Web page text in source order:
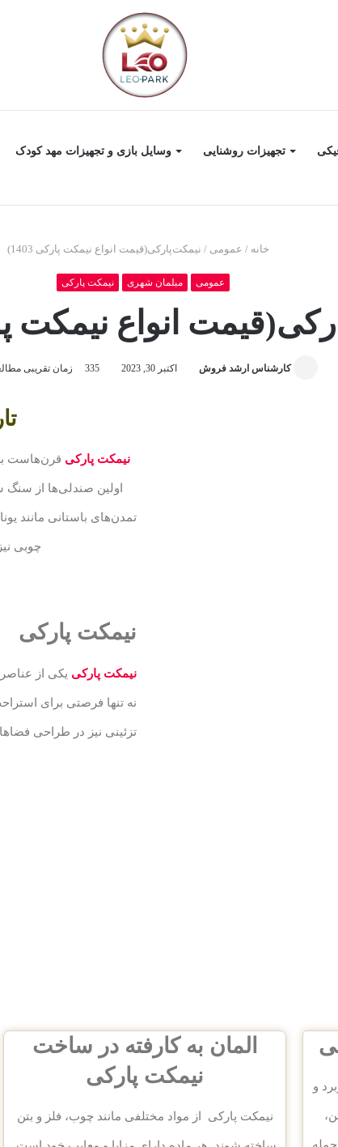
وسایل بازی و تجهیزات مهد کودک تجهیزات روشنایی
خانه / عمومی / نیمکت‌پارکی(قیمت انواع نیمکت پارکی 1403)
عمومی مبلمان شهری نیمکت پارکی
انواع نیمکت
کارشناس ارشد فروش اکتبر 30, 2023 335 زمان تقریبی مطالعه 2
نیمکت پارکی قرن‌هاست
اولین صندلی‌ها از سنگ
تمدن‌های باستانی مانند
چوبی
نیمکت پارکی
نیمکت‌ پارکی یکی از
نه تنها فرصتی برای
تزئینی نیز در طراحی
و
المان به کارفته در ساخت
نیمکت پارکی
نیمکت پارکی از مواد مختلفی مانند چوب، فلز و بتن